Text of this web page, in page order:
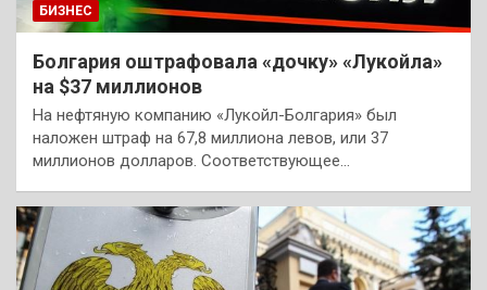
БИЗНЕС
Болгария оштрафовала «дочку» «Лукойла»
на $37 миллионов
На нефтяную компанию «Лукойл-Болгария» был
наложен штраф на 67,8 миллиона левов, или 37
миллионов долларов. Соответствующее…